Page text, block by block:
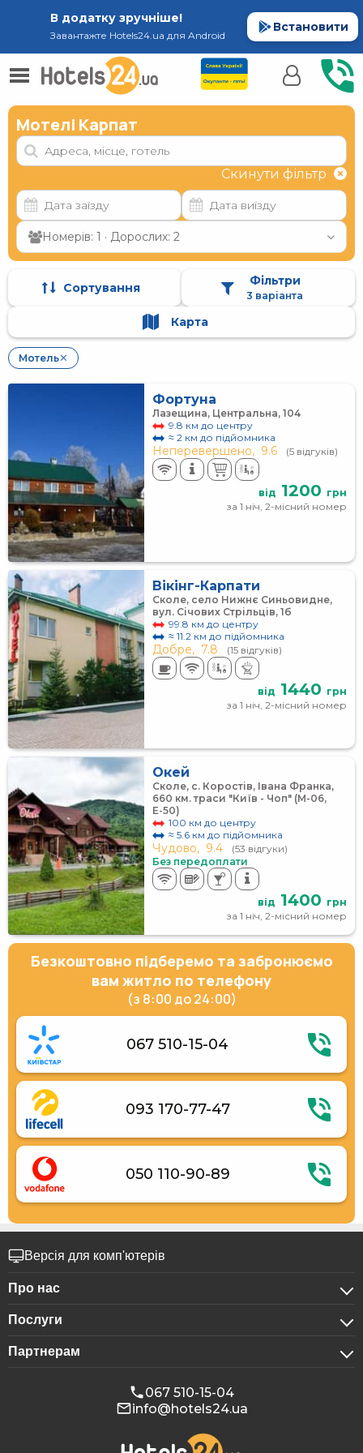
В додатку зручніше!
Завантажте Hotels24.ua для Android
Встановити
Мотелі Карпат
Скинути фільтр
Номерів: 1 · Дорослих: 2
Сортування Фільтри
3 варіанта
Карта
Мотель✕
Фортуна
Лазещина, Центральна, 104
9.8 км до центру
≈ 2 км до підйомника
Неперевершено, 9.6 (5 відгуків)
від 1200 грн
за 1 ніч, 2-місний номер
Вікінг-Карпати
Сколе, село Нижнє Синьовидне,
вул. Січових Стрільців, 1б
99.8 км до центру
≈ 11.2 км до підйомника
Добре, 7.8 (15 відгуків)
від 1440 грн
за 1 ніч, 2-місний номер
Окей
Сколе, с. Коростів, Івана Франка,
660 км. траси "Київ - Чоп" (М-06,
Е-50)
100 км до центру
≈ 5.6 км до підйомника
Чудово, 9.4
(53 відгуки)
Без передоплати
від 1400 грн
за 1 ніч, 2-місний номер
Безкоштовно підберемо та забронюємо
вам житло по телефону
(з 8:00 до 24:00)
067 510-15-04
093 170-77-47
050 110-90-89
Версія для комп'ютерів
Про нас
Про компанію
Конфіденційність
Наші партнери
Реклама на Hotels24
Послуги
Для бізнес-клієнтів
Бронювання для груп
Конференц-зали
Партнерам
Програма для афіліатів
067 510-15-04
info@hotels24.ua